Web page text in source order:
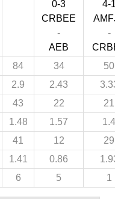
0-3
CRBEE
-
AEB
4-
-
84 34
50
2.9 2.43
43 22
21
1.48 1.57
1.4
41 12
29
1.41 0.86
6 5 1